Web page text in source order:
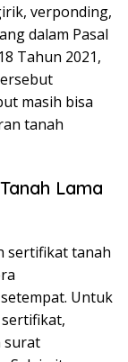
verponding,
dalam Pasal
Tahun 2021,
masih bisa
tanah
Lama
sertifikat tanah
Untuk
surat